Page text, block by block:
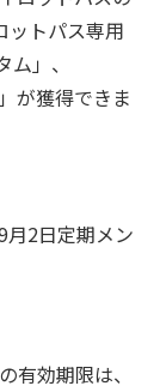
ットパス専用
」、
が獲得できま
2日定期メン
有効期限は、